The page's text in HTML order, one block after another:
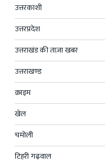
उत्तरकाशी
उत्तरप्रदेश
उत्तराखंड की ताज़ा खबर
उत्तराखण्ड
क्राइम
खेल
चमोली
टिहरी गढ़वाल